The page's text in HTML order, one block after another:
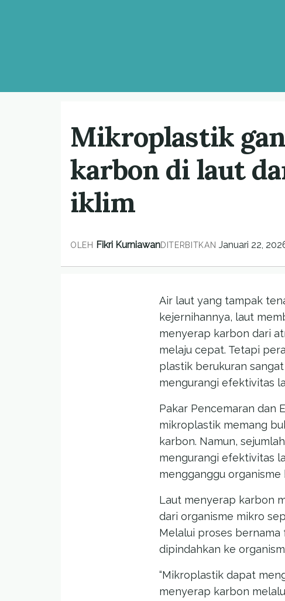
Mikroplastik
karbon di laut
iklim
OLEH Fikri KurniawanDITERBITKAN Januari 22,
Air laut yang tampak
kejernihannya, laut
menyerap karbon dari
melaju cepat. Tetapi
plastik berukuran
mengurangi efektivitas
Pakar Pencemaran dan
mikroplastik memang
karbon. Namun,
mengurangi efektivitas
mengganggu
Laut menyerap karbon
dari organisme mikro
Melalui proses
dipindahkan ke
“Mikroplastik dapat
menyerap karbon